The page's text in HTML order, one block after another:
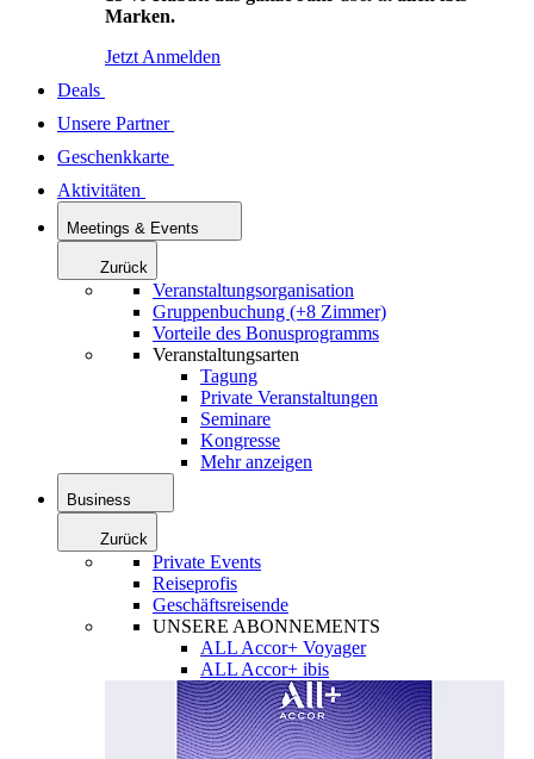
Marken.
Jetzt Anmelden
Deals
Unsere Partner
Geschenkkarte
Aktivitäten
Meetings & Events
Zurück
Veranstaltungsorganisation
Gruppenbuchung (+8 Zimmer)
Vorteile des Bonusprogramms
Veranstaltungsarten
Tagung
Private Veranstaltungen
Seminare
Kongresse
Mehr anzeigen
Business
Zurück
Private Events
Reiseprofis
Geschäftsreisende
UNSERE ABONNEMENTS
ALL Accor+ Voyager
ALL Accor+ ibis